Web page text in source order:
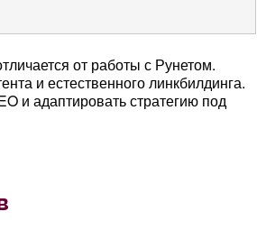
от работы с Рунетом.
и естественного линкбилдинга.
и адаптировать стратегию под